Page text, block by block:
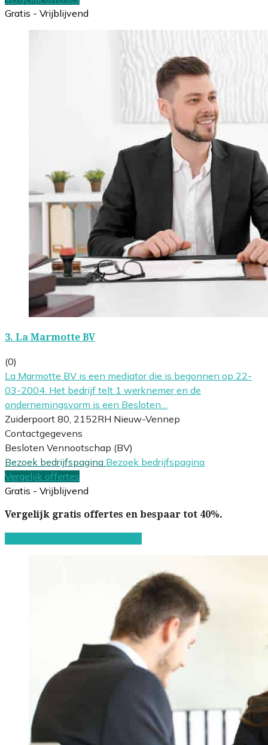
Gratis - Vrijblijvend
3. La Marmotte BV
(0)
La Marmotte BV is een mediator die is begonnen op 22-
03-2004. Het bedrijf telt 1 werknemer en de
ondernemingsvorm is een Besloten…
Zuiderpoort 80, 2152RH Nieuw-Vennep
Contactgegevens
Besloten Vennootschap (BV)
Bezoek bedrijfspagina Bezoek bedrijfspagina
Vergelijk offertes
Gratis - Vrijblijvend
Vergelijk gratis offertes en bespaar tot 40%.